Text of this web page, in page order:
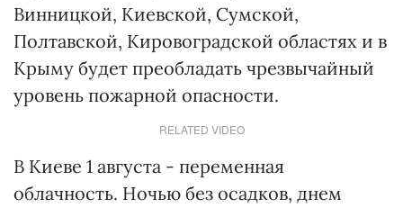
Винницкой, Киевской, Сумской,
Полтавской, Кировоградской областях и в
Крыму будет преобладать чрезвычайный
уровень пожарной опасности.
RELATED VIDEO
В Киеве 1 августа - переменная
облачность. Ночью без осадков, днем ​​